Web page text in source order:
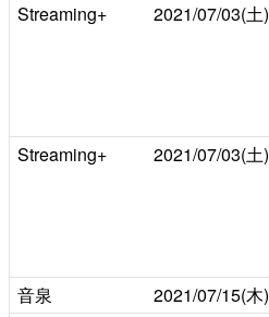
Streaming+ 2021/07/03(土)
Streaming+ 2021/07/03(土)
音泉 2021/07/15(木)